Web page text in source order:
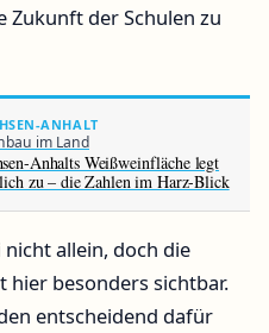
Zukunft der Schulen zu
ANHALT
im Land
Anhalts Weißweinfläche legt
zu – die Zahlen im Harz-Blick
allein, doch die
hier besonders sichtbar.
entscheidend dafür